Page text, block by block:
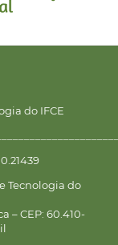
do IFCE
Tecnologia do
– CEP: 60.410-